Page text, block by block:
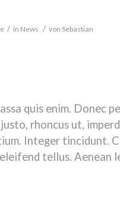
/ in News / von Sebastian
quis enim. Donec
rhoncus ut,
Integer tincidunt.
tellus.